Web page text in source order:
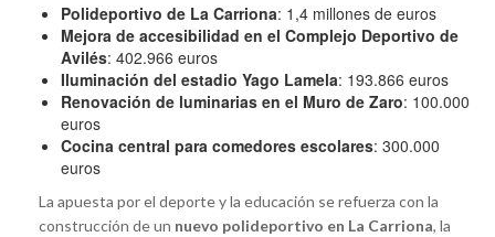
Polideportivo de La Carriona: 1,4 millones de euros
Mejora de accesibilidad en el Complejo Deportivo de
Avilés: 402.966 euros
Iluminación del estadio Yago Lamela: 193.866 euros
Renovación de luminarias en el Muro de Zaro: 100.000
euros
Cocina central para comedores escolares: 300.000
euros
La apuesta por el deporte y la educación se refuerza con la
construcción de un nuevo polideportivo en La Carriona, la